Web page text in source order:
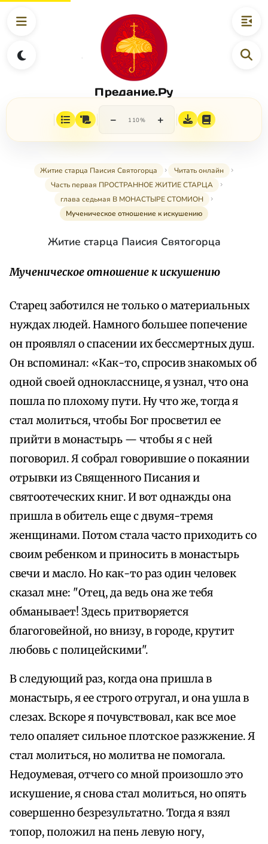
Предание.Ру
− 110% +
Житие старца Паисия Святогорца
Читать онлайн
Часть первая ПРОСТРАННОЕ ЖИТИЕ СТАРЦА
глава седьмая В МОНАСТЫРЕ СТОМИОН
Мученическое отношение к искушению
Житие старца Паисия Святогорца
Мученическое отношение к искушению
Старец заботился не только о материальных
нуждах людей. Намного большее попечение
он проявлял о спасении их бессмертных душ.
Он вспоминал: «Как-то, спросив знакомых об
одной своей однокласснице, я узнал, что она
пошла по плохому пути. Ну что же, тогда я
стал молиться, чтобы Бог просветил ее
прийти в монастырь — чтобы я с ней
поговорил. Я собрал говорившие о покаянии
отрывки из Священного Писания и
святоотеческих книг. И вот однажды она
пришла в обитель еще с двумя-тремя
женщинами. Потом стала часто приходить со
своим ребенком и приносить в монастырь
свечи и масло. Но как-то раз один человек
сказал мне: "Отец, да ведь она же тебя
обманывает! Здесь притворяется
благоговейной, но внизу, в городе, крутит
любовь с полицейскими".
В следующий раз, когда она пришла в
монастырь, я ее строго отругал, и она ушла в
слезах. Вскоре я почувствовал, как все мое
тело опаляет сильное плотское разжжение. Я
стал молиться, но молитва не помогала.
Недоумевая, отчего со мной произошло это
искушение, я снова стал молиться, но опять
совершенно безрезультатно. Тогда я взял
топор, положил на пень левую ногу,